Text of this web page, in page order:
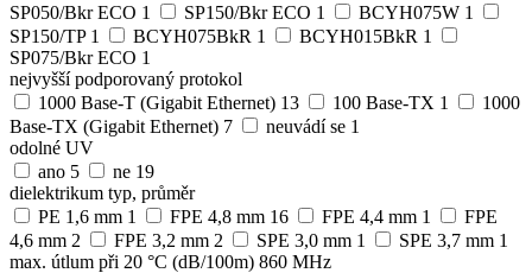
SP050/Bkr ECO 1 SP150/Bkr ECO 1 BCYH075W 1
SP150/TP 1 BCYH075BkR 1 BCYH015BkR 1
SP075/Bkr ECO 1
nejvyšší podporovaný protokol
1000 Base-T (Gigabit Ethernet) 13 100 Base-TX 1
1000
Base-TX (Gigabit Ethernet) 7 neuvádí se 1
odolné UV
ano 5 ne 19
dielektrikum typ, průměr
PE 1,6 mm 1 FPE 4,8 mm 16 FPE 4,4 mm 1
FPE
4,6 mm 2 FPE 3,2 mm 2 SPE 3,0 mm 1 SPE 3,7 mm 1
max. útlum při 20 °C (dB/100m) 860 MHz